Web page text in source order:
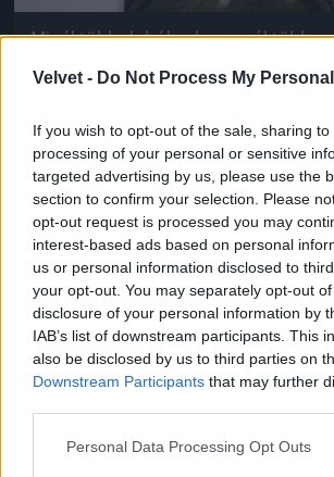
Velvet - Do Not Process My
If you wish to opt-out of the sale, sharing
processing of your personal or sensitive
targeted advertising by us, please use the
section to confirm your selection. Please
opt-out request is processed you may
interest-based ads based on personal
us or personal information disclosed to
your opt-out. You may separately opt-out
disclosure of your personal information by
IAB’s list of downstream participants. This
also be disclosed by us to third parties on
Downstream Participants that may further
Please note that this website/app uses one
Personal Data Processing Opt Outs
Minél több dobókocka, annál több
Jön még kép!